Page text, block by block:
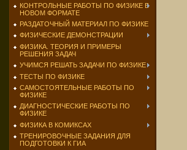
КОНТРОЛЬНЫЕ РАБОТЫ ПО ФИЗИКЕ В
НОВОМ ФОРМАТЕ
РАЗДАТОЧНЫЙ МАТЕРИАЛ ПО ФИЗИКЕ
ФИЗИЧЕСКИЕ ДЕМОНСТРАЦИИ
ФИЗИКА. ТЕОРИЯ И ПРИМЕРЫ
РЕШЕНИЯ ЗАДАЧ
УЧИМСЯ РЕШАТЬ ЗАДАЧИ ПО ФИЗИКЕ
ТЕСТЫ ПО ФИЗИКЕ
САМОСТОЯТЕЛЬНЫЕ РАБОТЫ ПО
ФИЗИКЕ
ДИАГНОСТИЧЕСКИЕ РАБОТЫ ПО
ФИЗИКЕ
ФИЗИКА В КОМИКСАХ
ТРЕНИРОВОЧНЫЕ ЗАДАНИЯ ДЛЯ
ПОДГОТОВКИ К ГИА